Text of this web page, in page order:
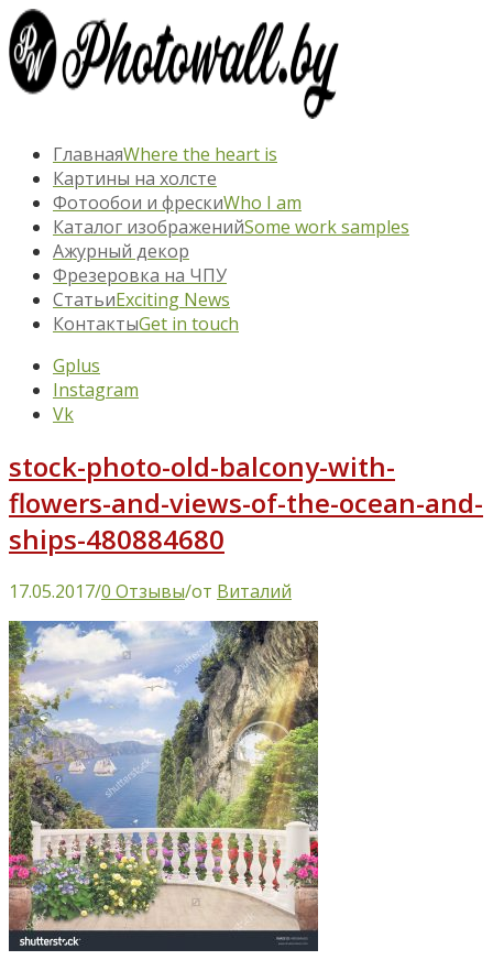
ГлавнаяWhere the heart is
Картины на холсте
Фотообои и фрескиWho I am
Каталог изображенийSome work samples
Ажурный декор
Фрезеровка на ЧПУ
СтатьиExciting News
КонтактыGet in touch
Gplus
Instagram
Vk
stock-photo-old-balcony-with-
flowers-and-views-of-the-ocean-and-
ships-480884680
17.05.2017/0 Отзывы/от Виталий